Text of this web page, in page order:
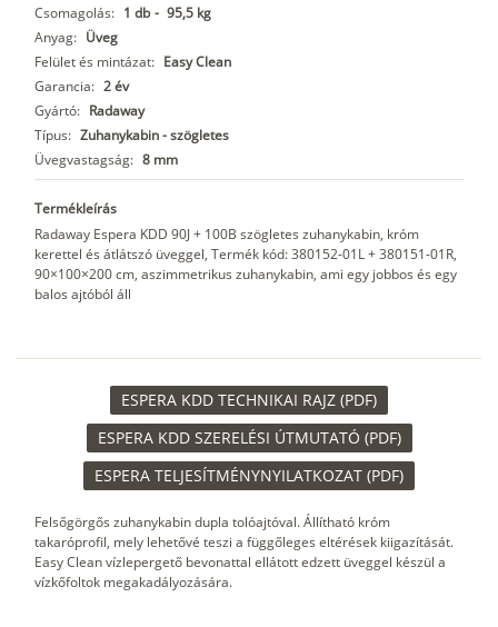
Csomagolás: 1 db - 95,5 kg
Anyag: Üveg
Felület és mintázat: Easy Clean
Garancia: 2 év
Gyártó: Radaway
Típus: Zuhanykabin - szögletes
Üvegvastagság: 8 mm
Termékleírás
Radaway Espera KDD 90J + 100B szögletes zuhanykabin, króm
kerettel és átlátszó üveggel, Termék kód: 380152-01L + 380151-01R,
90×100×200 cm, aszimmetrikus zuhanykabin, ami egy jobbos és egy
balos ajtóból áll
ESPERA KDD TECHNIKAI RAJZ (PDF)
ESPERA KDD SZERELÉSI ÚTMUTATÓ (PDF)
ESPERA TELJESÍTMÉNYNYILATKOZAT (PDF)
Felsőgörgős zuhanykabin dupla tolóajtóval. Állítható króm
takaróprofil, mely lehetővé teszi a függőleges eltérések kiigazítását.
Easy Clean vízlepergető bevonattal ellátott edzett üveggel készül a
vízkőfoltok megakadályozására.